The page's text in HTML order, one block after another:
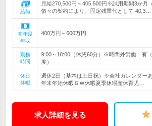
給与
月給270,500円～405,500円※試用期間3か月
個々の契約により、固定残業代として 40,3…
初年度
年収
400万円～600万円
勤務
時間
9:00～18:00（休憩60分）※時間外労働：有
度）
休日
休暇
週休2日（基本は土日祝）※会社カレンダー
年末年始休暇ＧＷ休暇夏季休暇産休育児…
求人詳細を見る